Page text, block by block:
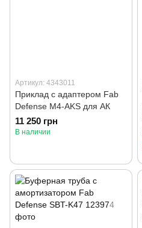
Артикул: 4343011
Приклад с адаптером Fab
Defense M4-AKS для АК
11 250 грн
В наличии